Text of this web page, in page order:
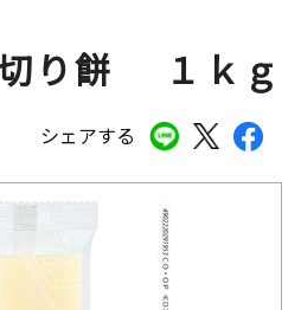
シェアする
り餅 １ｋｇ